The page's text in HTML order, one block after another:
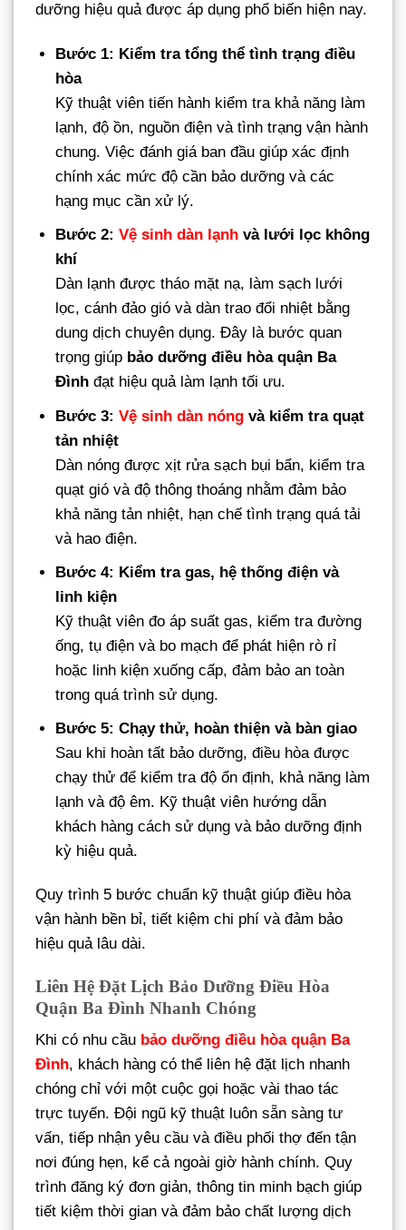
dưỡng hiệu quả được áp dụng phổ biến hiện nay.
Bước 1: Kiểm tra tổng thể tình trạng điều
hòa
Kỹ thuật viên tiến hành kiểm tra khả năng làm
lạnh, độ ồn, nguồn điện và tình trạng vận hành
chung. Việc đánh giá ban đầu giúp xác định
chính xác mức độ cần bảo dưỡng và các
hạng mục cần xử lý.
Bước 2:Vệ sinh dàn lạnh và lưới lọc không
khí
Dàn lạnh được tháo mặt nạ, làm sạch lưới
lọc, cánh đảo gió và dàn trao đổi nhiệt bằng
dung dịch chuyên dụng. Đây là bước quan
trọng giúp bảo dưỡng điều hòa quận Ba
Đình đạt hiệu quả làm lạnh tối ưu.
Bước 3:Vệ sinh dàn nóng và kiểm tra quạt
tản nhiệt
Dàn nóng được xịt rửa sạch bụi bẩn, kiểm tra
quạt gió và độ thông thoáng nhằm đảm bảo
khả năng tản nhiệt, hạn chế tình trạng quá tải
và hao điện.
Bước 4: Kiểm tra gas, hệ thống điện và
linh kiện
Kỹ thuật viên đo áp suất gas, kiểm tra đường
ống, tụ điện và bo mạch để phát hiện rò rỉ
hoặc linh kiện xuống cấp, đảm bảo an toàn
trong quá trình sử dụng.
Bước 5: Chạy thử, hoàn thiện và bàn giao
Sau khi hoàn tất bảo dưỡng, điều hòa được
chạy thử để kiểm tra độ ổn định, khả năng làm
lạnh và độ êm. Kỹ thuật viên hướng dẫn
khách hàng cách sử dụng và bảo dưỡng định
kỳ hiệu quả.
Quy trình 5 bước chuẩn kỹ thuật giúp điều hòa
vận hành bền bỉ, tiết kiệm chi phí và đảm bảo
hiệu quả lâu dài.
Liên Hệ Đặt Lịch Bảo Dưỡng Điều Hòa
Quận Ba Đình Nhanh Chóng
Khi có nhu cầu bảo dưỡng điều hòa quận Ba
Đình, khách hàng có thể liên hệ đặt lịch nhanh
chóng chỉ với một cuộc gọi hoặc vài thao tác
trực tuyến. Đội ngũ kỹ thuật luôn sẵn sàng tư
vấn, tiếp nhận yêu cầu và điều phối thợ đến tận
nơi đúng hẹn, kể cả ngoài giờ hành chính. Quy
trình đăng ký đơn giản, thông tin minh bạch giúp
tiết kiệm thời gian và đảm bảo chất lượng dịch